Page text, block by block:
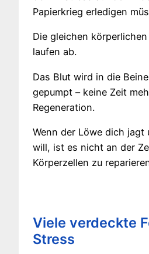
Papierkrieg erledigen
Die gleichen
laufen ab.
Das Blut wird in die
gepumpt – keine Zeit
Regeneration.
Wenn der Löwe dich jagt
will, ist es nicht an der
Körperzellen zu
Viele verdeckte
Stress